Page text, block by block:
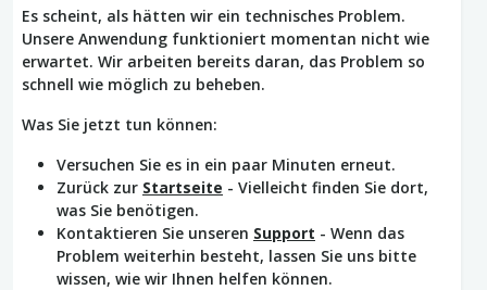
Es scheint, als hätten wir ein technisches Problem.
Unsere Anwendung funktioniert momentan nicht wie
erwartet. Wir arbeiten bereits daran, das Problem so
schnell wie möglich zu beheben.
Was Sie jetzt tun können:
Versuchen Sie es in ein paar Minuten erneut.
Zurück zur Startseite - Vielleicht finden Sie dort,
was Sie benötigen.
Kontaktieren Sie unseren Support - Wenn das
Problem weiterhin besteht, lassen Sie uns bitte
wissen, wie wir Ihnen helfen können.